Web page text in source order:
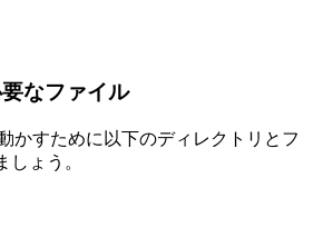
なファイル
かすために以下のディレクトリとフ
しょう。